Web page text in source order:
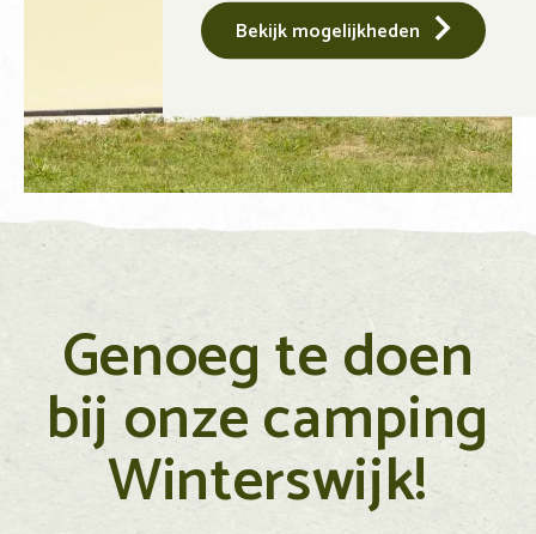
Bekijk mogelijkheden
Genoeg te doen
bij onze camping
Winterswijk!